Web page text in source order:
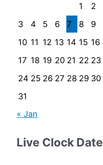
1
2
3
4 5 6 7 8
9
10 11 12 13 14 15 16
17 18 19 20 21 22 23
24 25 26 27 28 29 30
31
« Jan
Live Clock Date